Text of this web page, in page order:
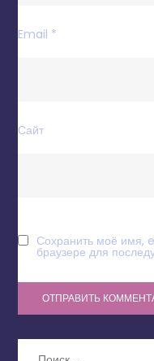
Email *
Сайт
Сохранить моё имя,
браузере для